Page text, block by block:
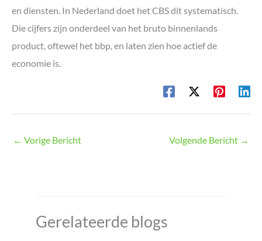
en diensten. In Nederland doet het CBS dit systematisch.
Die cijfers zijn onderdeel van het bruto binnenlands
product, oftewel het bbp, en laten zien hoe actief de
economie is.
← Vorige Bericht Volgende Bericht →
Gerelateerde blogs